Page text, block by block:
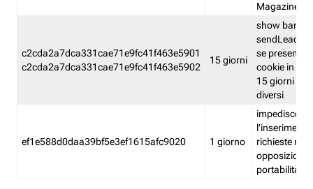
Magazine
c2cda2a7dca331cae71e9fc41f463e5901
c2cda2a7dca331cae71e9fc41f463e5902
15 giorni
show banner
sendLead
se presenti
cookie in un
15 giorni e
diversi
ef1e588d0daa39bf5e3ef1615afc9020 1 giorno
impedisce
l'inserimento
richieste
opposizione
portabilità